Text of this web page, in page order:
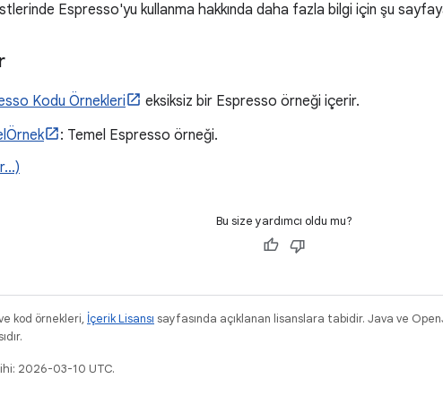
Espresso'yu kullanma hakkında daha fazla bilgi için şu
Kodu Örnekleri
eksiksiz bir Espresso örneği içerir.
: Temel Espresso örneği.
Bu size yardımcı oldu mu?
kod örnekleri, İçerik Lisansı sayfasında açıklanan lisanslara tabidir. Java ve
2026-03-10 UTC.